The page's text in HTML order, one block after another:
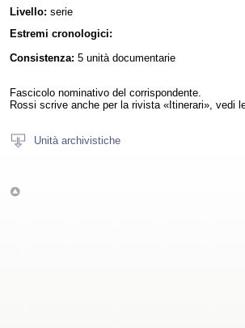
Livello: serie
Estremi cronologici:
Consistenza: 5 unità documentarie
Fascicolo nominativo del corrispondente.
Rossi scrive anche per la rivista «Itinerari», vedi
Unità archivistiche